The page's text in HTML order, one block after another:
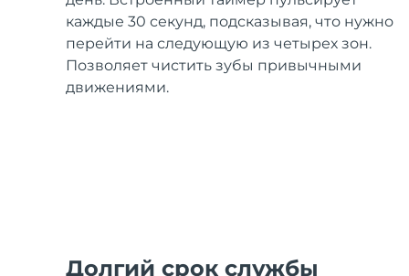
каждые 30 секунд, подсказывая, что нужно
перейти на следующую из четырех зон.
Позволяет чистить зубы привычными
движениями.
Долгий срок службы
All acne treatment devices
All revitalizing eye massagers
Уход KIWI™
Advanced pore care essentials
Serum
For healthy hair
issa™ Teeth Whitening Gel
18% PAP
Косметика Для мужчин
FOREO APP